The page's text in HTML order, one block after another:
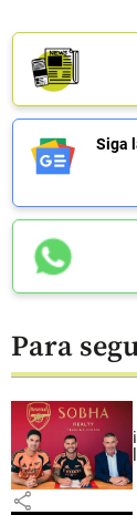
Siga
Para
share